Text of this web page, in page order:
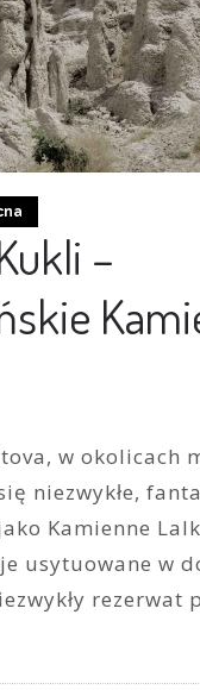
–
w okolicach
niezwykłe,
Kamienne
usytuowane w
rezerwat